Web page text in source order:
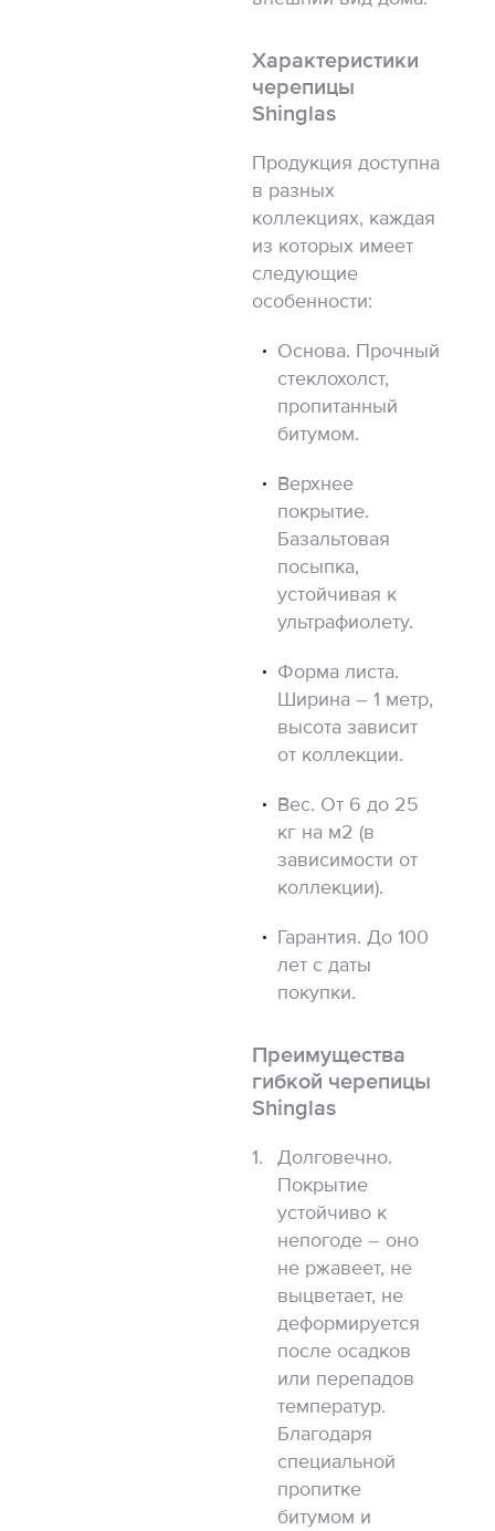
Характеристики
черепицы
Shinglas
Продукция доступна
в разных
коллекциях, каждая
из которых имеет
следующие
особенности:
Основа. Прочный
стеклохолст,
пропитанный
битумом.
Верхнее
покрытие.
Базальтовая
посыпка,
устойчивая к
ультрафиолету.
Форма листа.
Ширина – 1 метр,
высота зависит
от коллекции.
Вес. От 6 до 25
кг на м2 (в
зависимости от
коллекции).
Гарантия. До 100
лет с даты
покупки.
Преимущества
гибкой черепицы
Shinglas
Долговечно.
Покрытие
устойчиво к
непогоде – оно
не ржавеет, не
выцветает, не
деформируется
после осадков
или перепадов
температур.
Благодаря
специальной
пропитке
битумом и